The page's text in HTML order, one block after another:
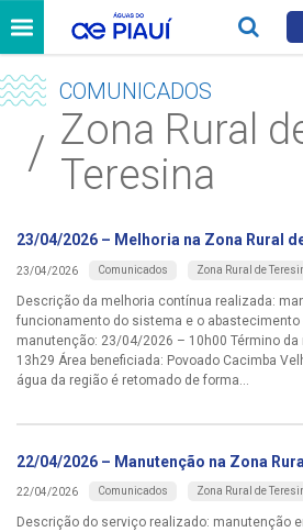
COMUNICADOS
Zona Rural
Teresina
23/04/2026 – Melhoria na Zona Rural
23/04/2026 Comunicados Zona Rural de
Descrição da melhoria contínua realizada:
funcionamento do sistema e o abastecimento
manutenção: 23/04/2026 – 10h00 Término
13h29 Área beneficiada: Povoado Cacimba
água da região é retomado de forma...
22/04/2026 – Manutenção na Zona
22/04/2026 Comunicados Zona Rural de
Descrição do serviço realizado: manutenção